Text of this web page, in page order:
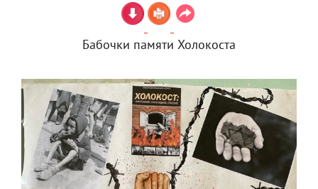
Бабочки памяти Холокоста